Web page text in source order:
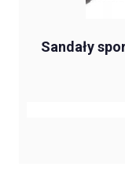
Sandały